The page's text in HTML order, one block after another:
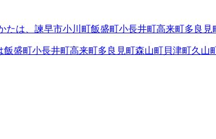
たは、諫早市小川町飯盛町小長井町高来町多良
盛町小長井町高来町多良見町森山町貝津町久山